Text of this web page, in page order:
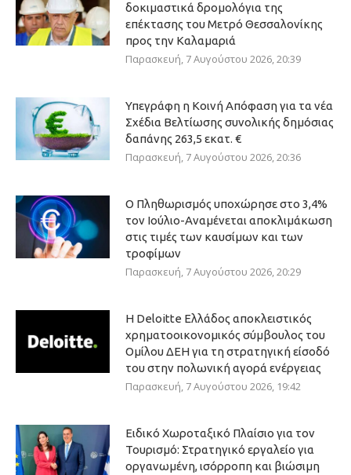
δοκιμαστικά δρομολόγια της
επέκτασης του Μετρό Θεσσαλονίκης
προς την Καλαμαριά
Παρασκευή, 7 Αυγούστου 2026, 20:39
Υπεγράφη η Κοινή Απόφαση για τα νέα
Σχέδια Βελτίωσης συνολικής δημόσιας
δαπάνης 263,5 εκατ. €
Παρασκευή, 7 Αυγούστου 2026, 20:36
Ο Πληθωρισμός υποχώρησε στο 3,4%
τον Ιούλιο-Αναμένεται αποκλιμάκωση
στις τιμές των καυσίμων και των
τροφίμων
Παρασκευή, 7 Αυγούστου 2026, 20:29
Η Deloitte Ελλάδος αποκλειστικός
χρηματοοικονομικός σύμβουλος του
Ομίλου ΔΕΗ για τη στρατηγική είσοδό
του στην πολωνική αγορά ενέργειας
Παρασκευή, 7 Αυγούστου 2026, 19:42
Ειδικό Χωροταξικό Πλαίσιο για τον
Τουρισμό: Στρατηγικό εργαλείο για
οργανωμένη, ισόρροπη και βιώσιμη